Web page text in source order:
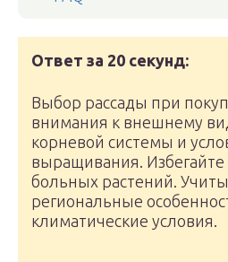
Ответ за 20 секунд:
Выбор рассады при
внимания к внешнему
корневой системы и
выращивания.
больных растений.
региональные
климатические условия.